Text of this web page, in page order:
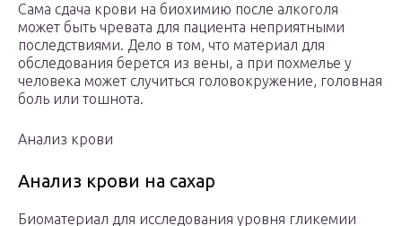
Сама сдача крови на биохимию после алкоголя
может быть чревата для пациента неприятными
последствиями. Дело в том, что материал для
обследования берется из вены, а при похмелье у
человека может случиться головокружение, головная
боль или тошнота.
Анализ крови
Анализ крови на сахар
Биоматериал для исследования уровня гликемии